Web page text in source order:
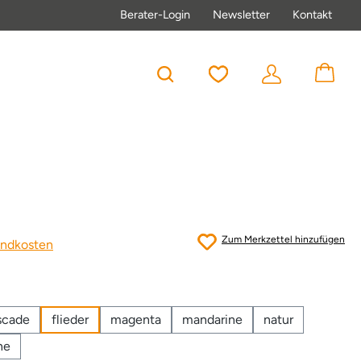
Berater-Login Newsletter Kontakt
Du hast 0 Produkte
flieder magenta mandarine
natur
Zum Merkzettel hinzufügen